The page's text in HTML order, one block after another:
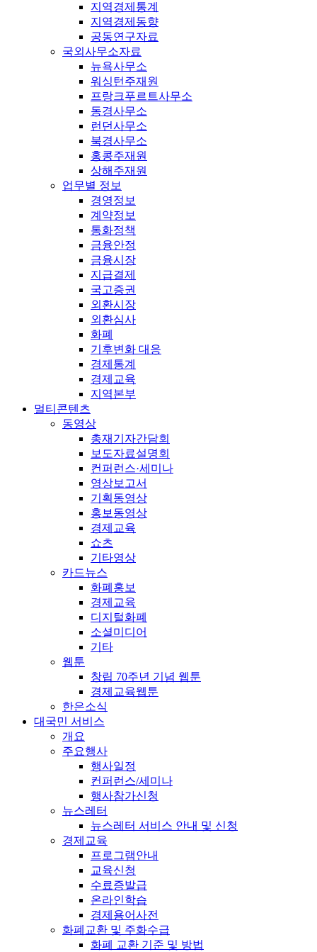
지역경제통계
지역경제동향
공동연구자료
국외사무소자료
뉴욕사무소
워싱턴주재원
프랑크푸르트사무소
동경사무소
런던사무소
북경사무소
홍콩주재원
상해주재원
업무별 정보
경영정보
계약정보
통화정책
금융안정
금융시장
지급결제
국고증권
외환시장
외환심사
화폐
기후변화 대응
경제통계
경제교육
지역본부
멀티콘텐츠
동영상
총재기자간담회
보도자료설명회
컨퍼런스·세미나
영상보고서
기획동영상
홍보동영상
경제교육
쇼츠
기타영상
카드뉴스
화폐홍보
경제교육
디지털화폐
소셜미디어
기타
웹툰
창립 70주년 기념 웹툰
경제교육웹툰
한은소식
대국민 서비스
개요
주요행사
행사일정
컨퍼런스/세미나
행사참가신청
뉴스레터
뉴스레터 서비스 안내 및 신청
경제교육
프로그램안내
교육신청
수료증발급
온라인학습
경제용어사전
화폐교환 및 주화수급
화폐 교환 기준 및 방법